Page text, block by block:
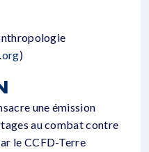
)
une émission
au combat contre
le CCFD-Terre